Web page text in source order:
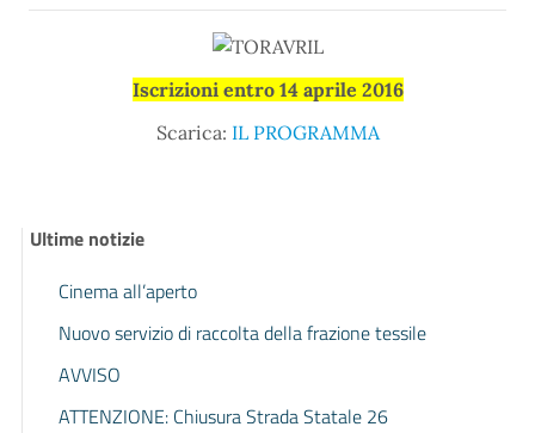
Iscrizioni entro 14 aprile 2016
Scarica: IL PROGRAMMA
Ultime notizie
Cinema all’aperto
Nuovo servizio di raccolta della frazione tessile
AVVISO
ATTENZIONE: Chiusura Strada Statale 26